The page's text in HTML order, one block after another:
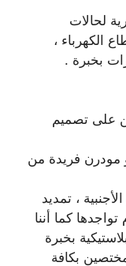
لحالات
الكهرباء ،
بخبرة .
على تصميم
مودرن فريدة من
، تمديد
كما أننا
بخبرة
بكافة